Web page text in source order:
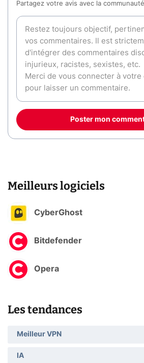
Partagez votre avis avec la
Poster mon
Meilleurs logiciels
CyberGhost
Bitdefender
Opera
Les tendances
Meilleur VPN
IA